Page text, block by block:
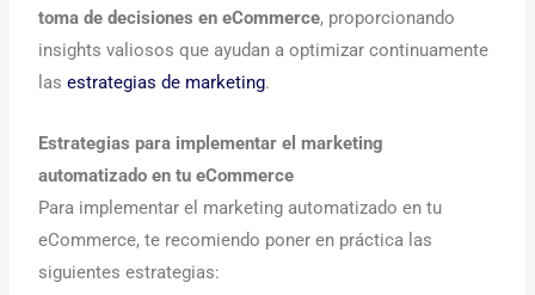
toma de decisiones en eCommerce, proporcionando
insights valiosos que ayudan a optimizar continuamente
lasestrategias de marketing.
Estrategias para implementar el marketing
automatizado en tu eCommerce
Para implementar el marketing automatizado en tu
eCommerce, te recomiendo poner en práctica las
siguientes estrategias: